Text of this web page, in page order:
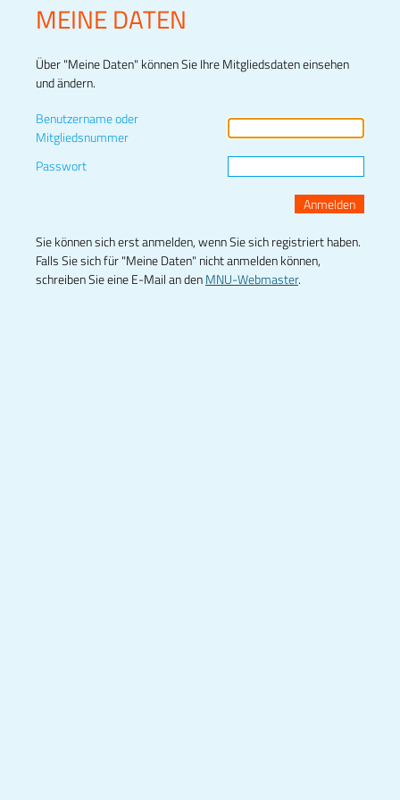
MEINE DATEN
Über "Meine Daten" können Sie Ihre Mitgliedsdaten einsehen
und ändern.
Benutzername oder
Mitgliedsnummer
Passwort
Sie können sich erst anmelden, wenn Sie sich registriert haben.
Falls Sie sich für "Meine Daten" nicht anmelden können,
schreiben Sie eine E-Mail an denMNU-Webmaster.